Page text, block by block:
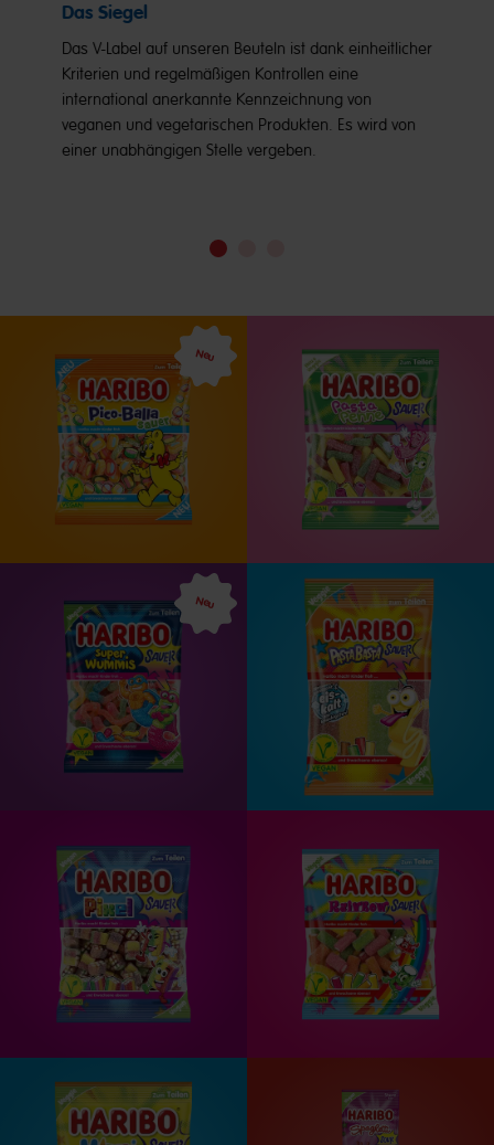
Das Siegel
Das V-Label auf unseren Beuteln ist dank einheitlicher
Kriterien und regelmäßigen Kontrollen eine
international anerkannte Kennzeichnung von
veganen und vegetarischen Produkten. Es wird von
einer unabhängigen Stelle vergeben.
Go
1
2
3
Neu
Neu